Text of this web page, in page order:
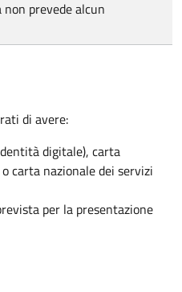
prevede alcun
di avere:
digitale), carta
carta nazionale dei servizi
per la presentazione